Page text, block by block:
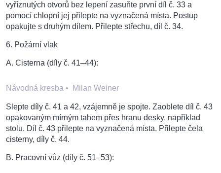
vyříznutých otvorů bez lepení zasuňte první díl č. 33 a
pomocí chlopní jej přilepte na vyznačená místa. Postup
opakujte s druhým dílem. Přilepte střechu, díl č. 34.
6. Požární vlak
A. Cisterna (díly č. 41–44):
Návodná kresba • Milan Weiner
Slepte díly č. 41 a 42, vzájemně je spojte. Zaoblete díl č. 43
opakovaným mírným tahem přes hranu desky, například
stolu. Díl č. 43 přilepte na vyznačená místa. Přilepte čela
cisterny, díly č. 44.
B. Pracovní vůz (díly č. 51–53):